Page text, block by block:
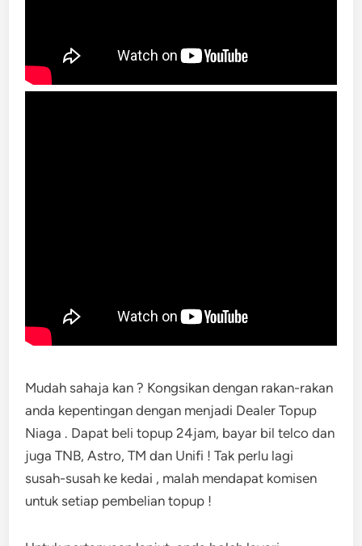
Mudah sahaja kan ? Kongsikan dengan rakan-rakan
anda kepentingan dengan menjadi Dealer Topup
Niaga . Dapat beli topup 24jam, bayar bil telco dan
juga TNB, Astro, TM dan Unifi ! Tak perlu lagi
susah-susah ke kedai , malah mendapat komisen
untuk setiap pembelian topup !